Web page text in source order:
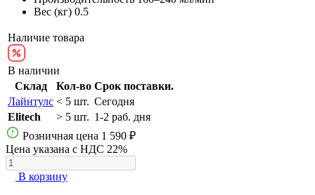
Вес (кг) 0.5
Наличие товара
В наличии
Склад
Кол-во Срок поставки.
Лайнтулс < 5 шт. Сегодня
Elitech
> 5 шт. 1-2 раб. дня
Розничная цена 1 590 ₽
Цена указана с НДС 22%
В корзину